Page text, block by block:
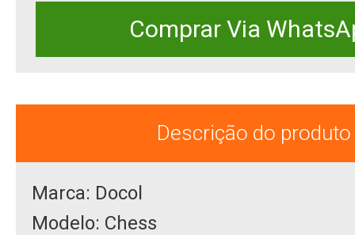
Comprar Via
Descrição do produto
Marca: Docol
Modelo: Chess